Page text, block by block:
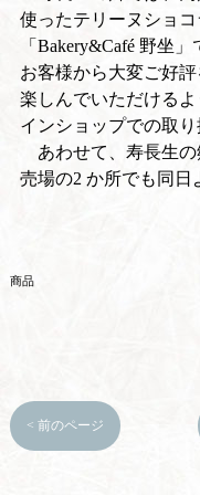
使ったテリーヌショ
「Bakery&Café 野坐
お客様から大変ご好
楽しんでいただける
インショップでの取り
あわせて、寿長生の
売場の2 か所でも同日
商品
< 前のページ